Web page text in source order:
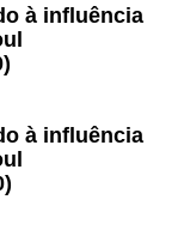
à influência
à influência